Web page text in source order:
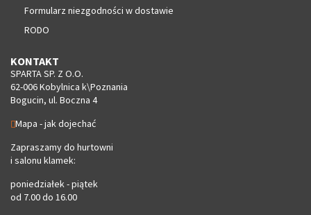
Formularz niezgodności w dostawie
RODO
KONTAKT
SPARTA SP. Z O.O.
62-006 Kobylnica k\Poznania
Bogucin, ul. Boczna 4
Mapa - jak dojechać
Zapraszamy do hurtowni
i salonu klamek:
poniedziałek - piątek
od 7.00 do 16.00